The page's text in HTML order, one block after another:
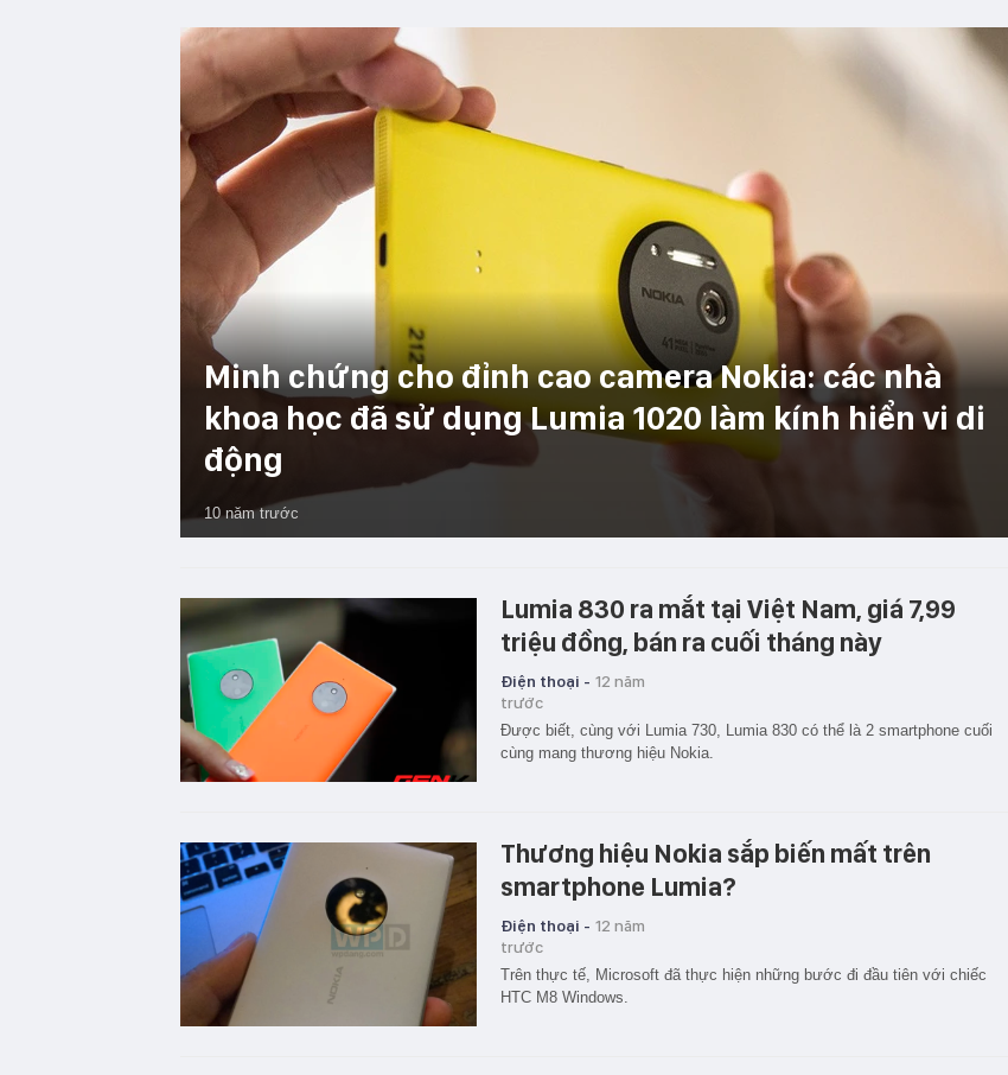
Minh chứng cho đỉnh cao camera Nokia: các nhà
khoa học đã sử dụng Lumia 1020 làm kính hiển vi di
động
10 năm trước
Lumia 830 ra mắt tại Việt Nam, giá 7,99
triệu đồng, bán ra cuối tháng này
Điện thoại - 12 năm
trước
Được biết, cùng với Lumia 730, Lumia 830 có thể là 2 smartphone cuối
cùng mang thương hiệu Nokia.
Thương hiệu Nokia sắp biến mất trên
smartphone Lumia?
Điện thoại - 12 năm
trước
Trên thực tế, Microsoft đã thực hiện những bước đi đầu tiên với chiếc
HTC M8 Windows.